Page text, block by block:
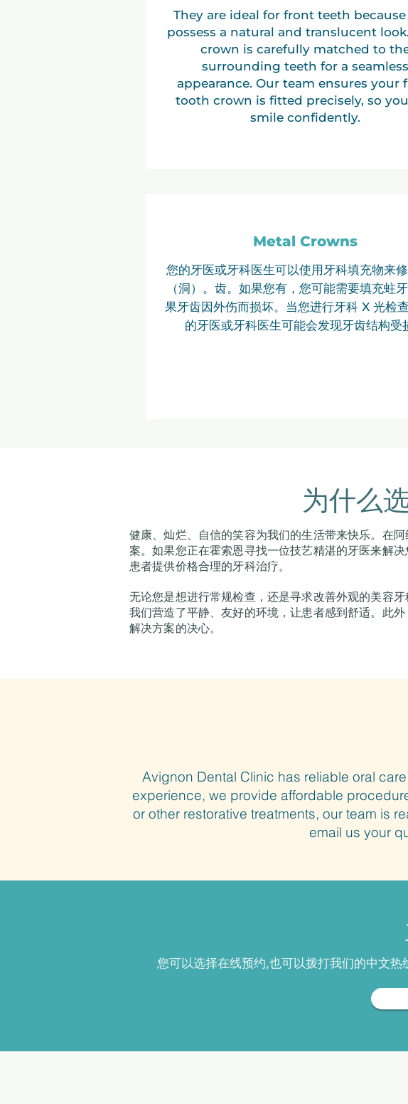
They are ideal for front teeth
possess a natural and translucent
crown is carefully matched to
surrounding teeth for a seamless
appearance. Our team ensures your
tooth crown is fitted precisely, so
smile confidently.
Metal Crowns
您的牙医或牙科医生可以使用牙科填充物来
（洞）。 齿。如果您有，您可能需要填充蛀牙
果牙齿因外伤而损坏。当您进行牙科 X 光检
的牙医或牙科医生可能会发现牙齿结构受
为什么
健康、灿烂、自信的笑容为我们的生活带来快乐。在
案。如果您正在霍索恩寻找一位技艺精湛的牙医来解
患者提供价格合理的牙科治疗。
无论您是想进行常规检查，还是寻求改善外观的美容
我们营造了平静、友好的环境，让患者感到舒适。此
解决方案的决心。
Avignon Dental Clinic has reliable oral
experience, we provide affordable
or other restorative treatments, our team is
email us your
您可以选择在线预约,也可以拨打我们的中文